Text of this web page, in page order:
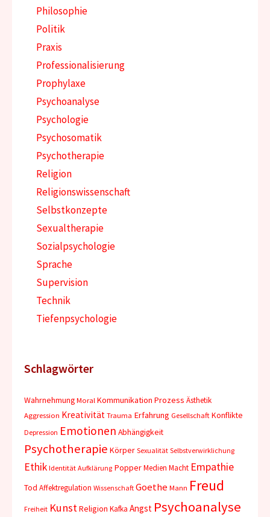
Philosophie
Politik
Praxis
Professionalisierung
Prophylaxe
Psychoanalyse
Psychologie
Psychosomatik
Psychotherapie
Religion
Religionswissenschaft
Selbstkonzepte
Sexualtherapie
Sozialpsychologie
Sprache
Supervision
Technik
Tiefenpsychologie
Schlagwörter
Wahrnehmung Moral Kommunikation Prozess Ästhetik
Aggression Kreativität Trauma Erfahrung Gesellschaft Konflikte
Depression Emotionen Abhängigkeit
Psychotherapie Körper Sexualität Selbstverwirklichung
Ethik Identität Aufklärung PopperMedien Macht Empathie
Tod Affektregulation Wissenschaft Goethe Mann Freud
Freiheit Kunst Religion Kafka Angst Psychoanalyse